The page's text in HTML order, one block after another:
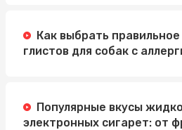
Антидрон-система «Тотем»:
безпілотників
Одноразовая посуда оптом:
удобство при организации
Как выбрать
глистов для собак с
Популярные вкусы
электронных сигарет: от